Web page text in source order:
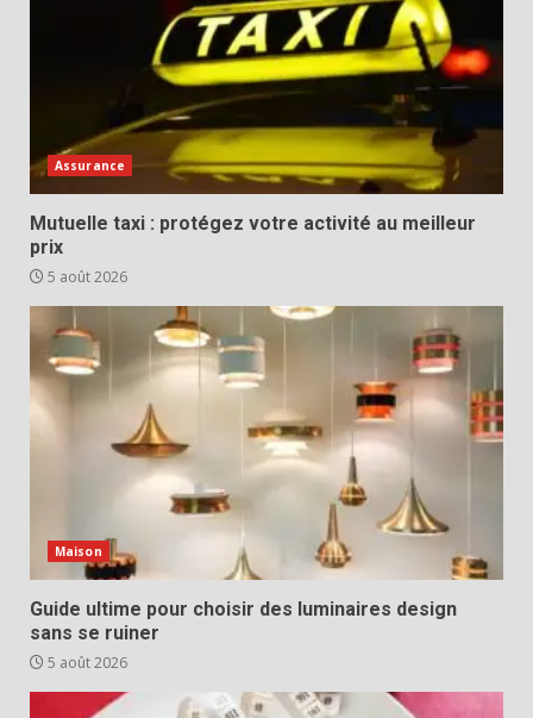
Assurance
Mutuelle taxi : protégez votre activité au meilleur
prix
5 août 2026
Maison
Guide ultime pour choisir des luminaires design
sans se ruiner
5 août 2026